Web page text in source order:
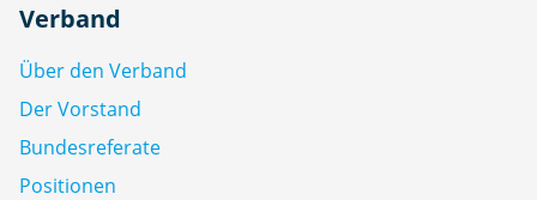
Verband
Über den Verband
Der Vorstand
Bundesreferate
Positionen